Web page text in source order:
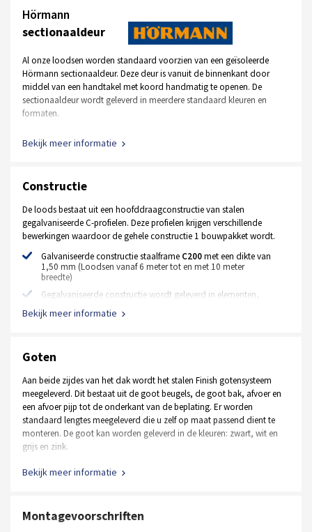
Hörmann
sectionaaldeur
Al onze loodsen worden standaard voorzien van een geïsoleerde
Hörmann sectionaaldeur. Deze deur is vanuit de binnenkant door
middel van een handtakel met koord handmatig te openen. De
sectionaaldeur wordt geleverd in meerdere standaard kleuren en
formaten.
Afmeting is 2500 mm x 2500 mm
Uitgevoerd met normaal beslag, inbouwhoogte +- 400 mm
Geïsoleerde stalen MZ loopdeur
Standaard kleur RAL 9002 wit, RAL 7016 antraciet
Afmeting 1000 mm x 2125 mm
Extra opties
Elektrische motor met bedieningspaneel en afstandsbediening
Stalen loopdeur in andere afmetingen en RAL kleuren
Raamkozijnen, vastglas en draaikiep
Ontvang een op maat gemaakte offerte
Bekijk meer informatie
Constructie
De loods bestaat uit een hoofddraagconstructie van stalen
gegalvaniseerde C-profielen. Deze profielen krijgen verschillende
bewerkingen waardoor de gehele constructie 1 bouwpakket wordt.
Galvaniseerde constructie staalframe C200met een dikte van
1,50 mm (Loodsen vanaf 6 meter tot en met 10 meter
breedte)
Gegalvaniseerde constructie wordt geleverd in elementen,
Constructie koppelplaten
ringen, schroeven, betonschroeven e.d.)
Bekijk meer informatie
Goten
Aan beide zijdes van het dak wordt het stalen Finish gotensysteem
meegeleverd. Dit bestaat uit de goot beugels, de goot bak, afvoer en
een afvoer pijp tot de onderkant van de beplating. Er worden
standaard lengtes meegeleverd die u zelf op maat passend dient te
monteren. De goot kan worden geleverd in de kleuren: zwart, wit en
grijs en zink.
Bekijk meer informatie
Montagevoorschriften